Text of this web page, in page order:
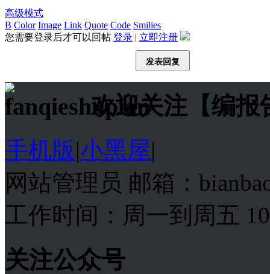
高级模式
B Color Image Link Quote Code Smilies
您需要登录后才可以回帖 登录 | 立即注册
发表回复
欢迎关注【编报
手机版|小黑屋|
网站管理员 邮箱：
工作时间：周一到周五
关注公众号